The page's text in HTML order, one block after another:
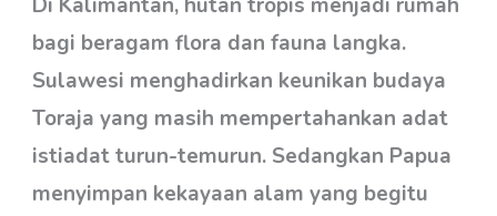
bagi beragam flora dan fauna langka.
Sulawesi menghadirkan keunikan budaya
Toraja yang masih mempertahankan adat
istiadat turun-temurun. Sedangkan Papua
menyimpan kekayaan alam yang begitu